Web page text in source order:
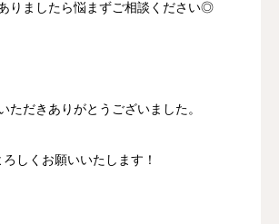
りましたら悩まずご相談ください◎
ただきありがとうございました。
しくお願いいたします！